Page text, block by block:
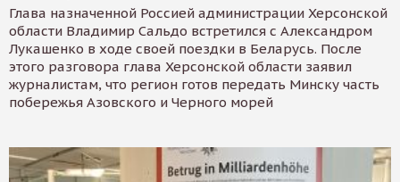
Глава назначенной Россией администрации Херсонской
области Владимир Сальдо встретился с Александром
Лукашенко в ходе своей поездки в Беларусь. После
этого разговора глава Херсонской области заявил
журналистам, что регион готов передать Минску часть
побережья Азовского и Черного морей